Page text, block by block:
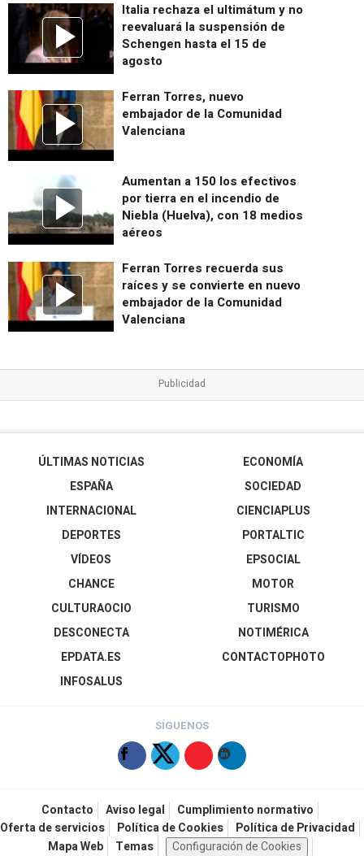
Italia rechaza el ultimátum y no
reevaluará la suspensión de
Schengen hasta el 15 de
agosto
Ferran Torres, nuevo
embajador de la Comunidad
Valenciana
Aumentan a 150 los efectivos
por tierra en el incendio de
Niebla (Huelva), con 18 medios
aéreos
Ferran Torres recuerda sus
raíces y se convierte en nuevo
embajador de la Comunidad
Valenciana
ÚLTIMAS NOTICIAS
ESPAÑA
INTERNACIONAL
DEPORTES
VÍDEOS
ECONOMÍA
SOCIEDAD
CIENCIAPLUS
PORTALTIC
EPSOCIAL
CHANCE
CULTURAOCIO
DESCONECTA
EPDATA.ES
INFOSALUS
MOTOR
TURISMO
NOTIMÉRICA
CONTACTOPHOTO
SÍGUENOS
Contacto Aviso legal
Cumplimiento normativo
Oferta de servicios
Política de Cookies
Política de Privacidad
Mapa Web
Temas Configuración de Cookies